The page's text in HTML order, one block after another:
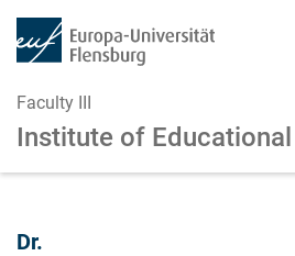
Faculty III
Institute of
Dr.